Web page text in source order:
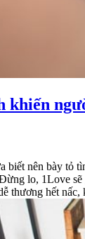
khiến
biết nên bày tỏ
lo, 1Love
thương hết